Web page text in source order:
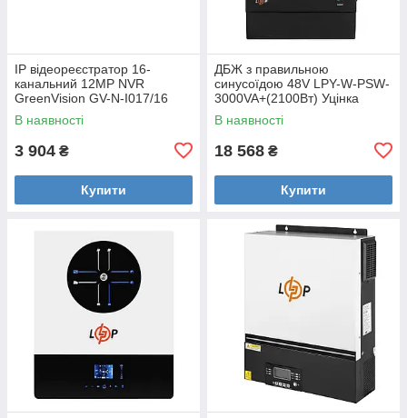
IP відеореєстратор 16-
канальний 12MP NVR
GreenVision GV-N-I017/16
Уцінка
В наявності
3 904 ₴
Купити
ДБЖ з правильною
синусоїдою 48V LPY-W-PSW-
3000VA+(2100Вт) Уцінка
В наявності
18 568 ₴
Купити